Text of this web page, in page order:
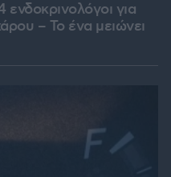
για
– Το ένα μειώνει